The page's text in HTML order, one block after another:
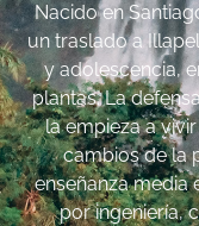
Nacido en
un traslado a
y adolescencia,
plantas. La
la empieza a
cambios de la
enseñanza media
por ingeniería,